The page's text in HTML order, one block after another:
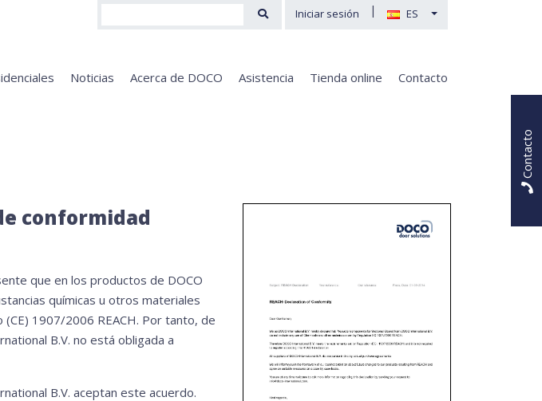
Iniciar sesión | ES
Noticias Acerca de DOCO Asistencia Tienda online Contacto
Contacto
conformidad
que en los productos de DOCO
químicas u otros materiales
1907/2006 REACH. Por tanto, de
B.V. no está obligada a
B.V. aceptan este acuerdo.